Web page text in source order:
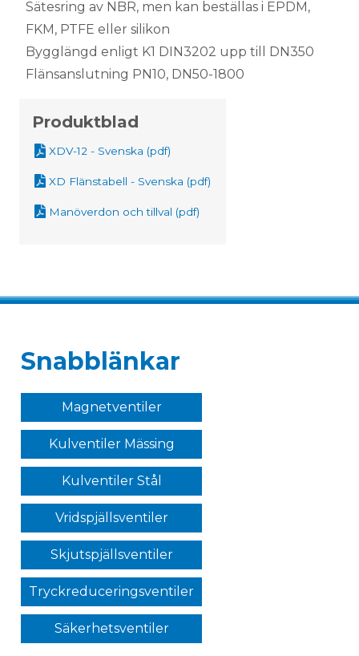
Sätesring av NBR, men kan beställas i EPDM,
FKM, PTFE eller silikon
Bygglängd enligt K1 DIN3202 upp till DN350
Flänsanslutning PN10, DN50-1800
Produktblad
XDV-12 - Svenska (pdf)
XD Flänstabell - Svenska (pdf)
Manöverdon och tillval (pdf)
Snabblänkar
Magnetventiler
Kulventiler Mässing
Kulventiler Stål
Vridspjällsventiler
Skjutspjällsventiler
Tryckreduceringsventiler
Säkerhetsventiler